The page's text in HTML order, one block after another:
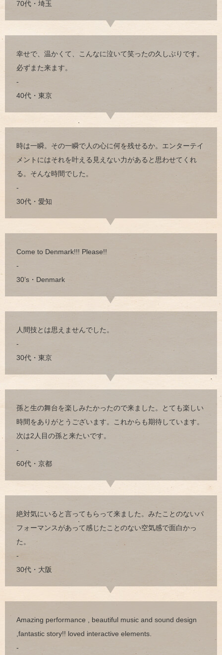
70代・埼玉
幸せで、温かくて、こんなに泣いて笑ったの久しぶりです。
必ずまた来ます。
-
40代・東京
時は一瞬。その一瞬で人の心に何を残せるか。エンターテイ
メントにはそれを叶える見えない力があると思わせてくれ
る。そんな時間でした。
-
30代・愛知
Come to Denmark!!! Please!!
-
30’s・Denmark
人間技とは思えませんでした。
-
30代・東京
孫と生の舞台を楽しみたかったので来ました。とても楽しい
時間をありがとうございます。これからも期待しています。
次は2人目の孫と来たいです。
-
60代・京都
絶対気にいると言ってもらって来ました。みたことのないパ
フォーマンスがあって感じたことのない空気感で面白かっ
た。
-
30代・大阪
Amazing performance , beautiful music and sound design
,fantastic story!! loved interactive elements.
-